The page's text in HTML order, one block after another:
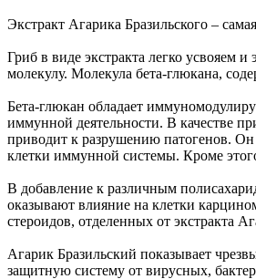
Экстракт Агарика Бразильского –
Гриб в виде экстракта легко усвояем
молекулу. Молекула бета-глюкана,
Бета-глюкан обладает
иммунной деятельности. В качестве
приводит к разрушению патогенов.
клетки иммунной системы. Кроме
В добавление к различным
оказывают влияние на клетки
стероидов, отделенных от экстракта
Агарик Бразильский показывает
защитную систему от вирусных,